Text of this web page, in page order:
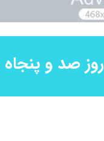
روز صد و